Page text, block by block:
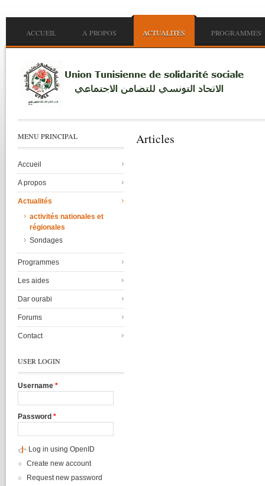
Main menu
ACCUEIL A PROPOS ACTUALITÉS PROGRAMMES
Articles
MENU PRINCIPAL
Accueil
A propos
Actualités
activités nationales et
régionales
Sondages
Programmes
Les aides
Dar ourabi
Forums
Contact
USER LOGIN
Username *
Password *
Log in using OpenID
Create new account
Request new password